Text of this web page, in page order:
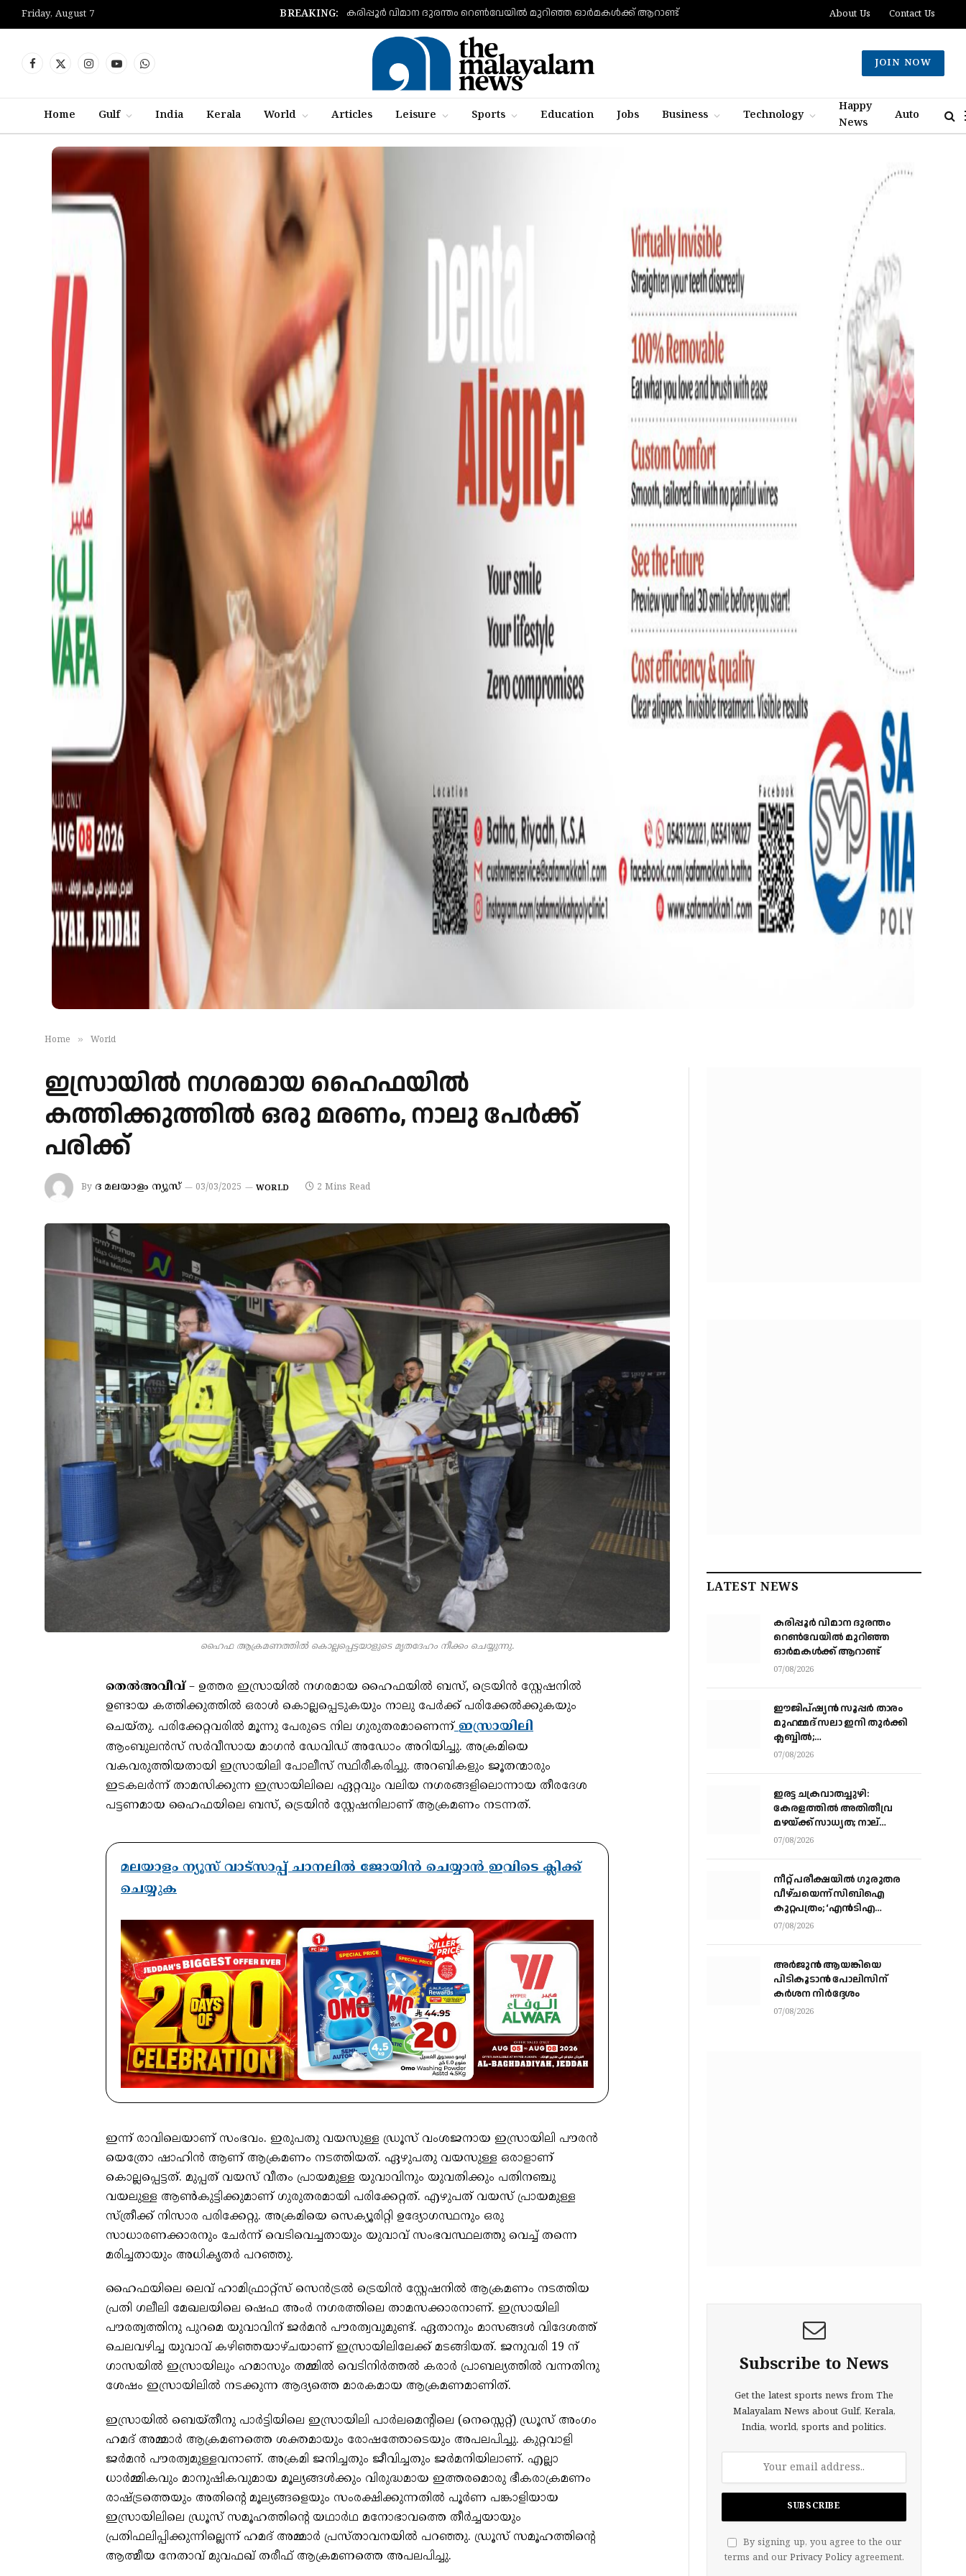
Friday, August 7 BREAKING: കരിപ്പൂര്‍ വിമാന ദുരന്തം റെണ്‍വേയില്‍ മുറിഞ്ഞ ഓര്‍മകള്‍ക്ക് ആറാണ്ട് About Us Contact Us
Facebook
X
InstagramYouTubeWhatsApp
JOIN NOW
Home Gulf India Kerala World Articles Leisure Sports Education Jobs Business Technology
Happy
News
Auto
Home » World
ഇസ്രായിൽ നഗരമായ ഹൈഫയിൽ
കത്തിക്കുത്തില്‍ ഒരു മരണം, നാലു പേര്‍ക്ക്
പരിക്ക്
By ദ മലയാളം ന്യൂസ് 03/03/2025 WORLD 2 Mins Read
ഹൈഫ ആക്രമണത്തില്‍ കൊല്ലപ്പെട്ടയാളുടെ മൃതദേഹം നീക്കം ചെയ്യുന്നു.
തെല്‍അവീവ് – ഉത്തര ഇസ്രായിൽ നഗരമായ ഹൈഫയില്‍ ബസ്, ട്രെയിന്‍ സ്റ്റേഷനില്‍
ഉണ്ടായ കത്തിക്കുത്തില്‍ ഒരാള്‍ കൊല്ലപ്പെടുകയും നാലു പേര്‍ക്ക് പരിക്കേല്‍ക്കുകയും
ചെയ്തു. പരിക്കേറ്റവരില്‍ മൂന്നു പേരുടെ നില ഗുരുതരമാണെന്ന് ഇസ്രായിലി
ആംബുലന്‍സ് സര്‍വീസായ മാഗന്‍ ഡേവിഡ് അഡോം അറിയിച്ചു. അക്രമിയെ
വകവരുത്തിയതായി ഇസ്രായിലി പോലീസ് സ്ഥിരീകരിച്ചു. അറബികളും ജൂതന്മാരും
ഇടകലര്‍ന്ന് താമസിക്കുന്ന ഇസ്രായിലിലെ ഏറ്റവും വലിയ നഗരങ്ങളിലൊന്നായ തീരദേശ
പട്ടണമായ ഹൈഫയിലെ ബസ്, ട്രെയിന്‍ സ്റ്റേഷനിലാണ് ആക്രമണം നടന്നത്.
മലയാളം ന്യൂസ് വാട്സാപ്പ് ചാനലിൽ ജോയിൻ ചെയ്യാൻ ഇവിടെ ക്ലിക്ക്
ചെയ്യുക
ഇന്ന് രാവിലെയാണ് സംഭവം. ഇരുപതു വയസുള്ള ഡ്രൂസ് വംശജനായ ഇസ്രായിലി പൗരന്‍
യെത്രോ ഷാഹിന്‍ ആണ് ആക്രമണം നടത്തിയത്. ഏഴുപതു വയസുള്ള ഒരാളാണ്
കൊല്ലപ്പെട്ടത്. മുപ്പത് വയസ് വീതം പ്രായമുള്ള യുവാവിനും യുവതിക്കും പതിനഞ്ചു
വയലുള്ള ആണ്‍കുട്ടിക്കുമാണ് ഗുരുതരമായി പരിക്കേറ്റത്. എഴുപത് വയസ് പ്രായമുള്ള
സ്ത്രീക്ക് നിസാര പരിക്കേറ്റു. അക്രമിയെ സെക്യൂരിറ്റി ഉദ്യോഗസ്ഥനും ഒരു
സാധാരണക്കാരനും ചേര്‍ന്ന് വെടിവെച്ചതായും യുവാവ് സംഭവസ്ഥലത്തു വെച്ച് തന്നെ
മരിച്ചതായും അധികൃതര്‍ പറഞ്ഞു.
ഹൈഫയിലെ ലെവ് ഹാമിഫ്രാറ്റ്‌സ് സെന്‍ട്രല്‍ ട്രെയിന്‍ സ്റ്റേഷനില്‍ ആക്രമണം നടത്തിയ
പ്രതി ഗലീലി മേഖലയിലെ ഷെഫ അംര്‍ നഗരത്തിലെ താമസക്കാരനാണ്. ഇസ്രായിലി
പൗരത്വത്തിനു പുറമെ യുവാവിന് ജര്‍മന്‍ പൗരത്വവുമുണ്ട്. ഏതാനും മാസങ്ങള്‍ വിദേശത്ത്
ചെലവഴിച്ച യുവാവ് കഴിഞ്ഞയാഴ്ചയാണ് ഇസ്രായിലിലേക്ക് മടങ്ങിയത്. ജനുവരി 19 ന്
ഗാസയില്‍ ഇസ്രായിലും ഹമാസും തമ്മില്‍ വെടിനിര്‍ത്തല്‍ കരാര്‍ പ്രാബല്യത്തില്‍ വന്നതിനു
ശേഷം ഇസ്രായിലില്‍ നടക്കുന്ന ആദ്യത്തെ മാരകമായ ആക്രമണമാണിത്.
ഇസ്രായില്‍ ബെയ്തീനു പാര്‍ട്ടിയിലെ ഇസ്രായിലി പാര്‍ലമെന്റിലെ (നെസ്സെറ്റ്) ഡ്രൂസ് അംഗം
ഹമദ് അമ്മാര്‍ ആക്രമണത്തെ ശക്തമായും രോഷത്തോടെയും അപലപിച്ചു. കുറ്റവാളി
ജര്‍മന്‍ പൗരത്വമുള്ളവനാണ്. അക്രമി ജനിച്ചതും ജീവിച്ചതും ജര്‍മനിയിലാണ്. എല്ലാ
ധാര്‍മ്മികവും മാനുഷികവുമായ മൂല്യങ്ങള്‍ക്കും വിരുദ്ധമായ ഇത്തരമൊരു ഭീകരാക്രമണം
രാഷ്ട്രത്തെയും അതിന്റെ മൂല്യങ്ങളെയും സംരക്ഷിക്കുന്നതില്‍ പൂര്‍ണ പങ്കാളിയായ
ഇസ്രായിലിലെ ഡ്രൂസ് സമൂഹത്തിന്റെ യഥാര്‍ഥ മനോഭാവത്തെ തീര്‍ച്ചയായും
പ്രതിഫലിപ്പിക്കുന്നില്ലെന്ന് ഹമദ് അമ്മാര്‍ പ്രസ്താവനയില്‍ പറഞ്ഞു. ഡ്രൂസ് സമൂഹത്തിന്റെ
ആത്മീയ നേതാവ് മുവഫഖ് തരീഫ് ആക്രമണത്തെ അപലപിച്ചു.
LATEST NEWS
കരിപ്പൂര്‍ വിമാന ദുരന്തം
റെണ്‍വേയില്‍ മുറിഞ്ഞ
ഓര്‍മകള്‍ക്ക് ആറാണ്ട്
07/08/2026
ഈജിപ്ഷ്യന്‍ സൂപ്പര്‍ താരം
മുഹമ്മദ് സലാ ഇനി തുര്‍ക്കി
ക്ലബ്ബില്‍;
ട്രാബ്‌സണ്‍സ്‌പോറിലെ കരാര്‍
07/08/2026
ഇരട്ട ചക്രവാതച്ചുഴി:
കേരളത്തില്‍ അതിതീവ്ര
മഴയ്ക്ക് സാധ്യത; നാല്
ജില്ലകളില്‍ റെഡ് അലര്‍ട്ട്
07/08/2026
നീറ്റ് പരീക്ഷയില്‍ ഗുരുതര
വീഴ്ചയെന്ന് സിബിഐ
കുറ്റപത്രം; ‘എന്‍ടിഎ
ഓഫീസില്‍ നിന്ന് മൂന്ന് വിഷയ
ചോര്‍ത്തി’
07/08/2026
അര്‍ജുന്‍ ആയങ്കിയെ
പിടികൂടാന്‍ പോലിസിന്
കര്‍ശന നിര്‍ദ്ദേശം
07/08/2026
Subscribe to News
Get the latest sports news from The
Malayalam News about Gulf, Kerala,
India, world, sports and politics.
By signing up, you agree to the our
terms and our Privacy Policyagreement.